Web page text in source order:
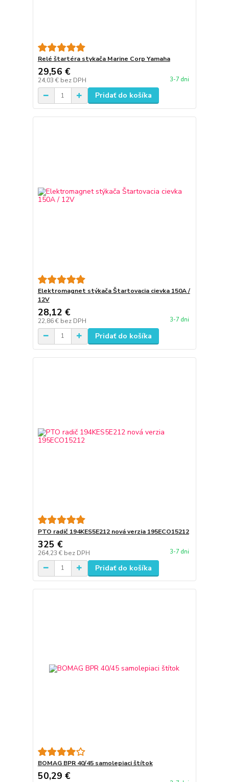
Relé štartéra stykača Marine Corp Yamaha
29,56 €
24,03 € bez DPH 3-7 dni
Pridať do košíka
Elektromagnet stýkača Štartovacia cievka 150A /
12V
28,12 €
22,86 € bez DPH 3-7 dni
Pridať do košíka
PTO radič 194KES5E212 nová verzia 195ECO15212
325 €
264,23 € bez DPH 3-7 dni
Pridať do košíka
BOMAG BPR 40/45 samolepiaci štítok
50,29 €